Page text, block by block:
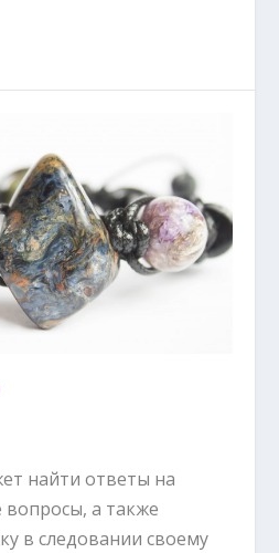
найти ответы на
а также
в следовании своему